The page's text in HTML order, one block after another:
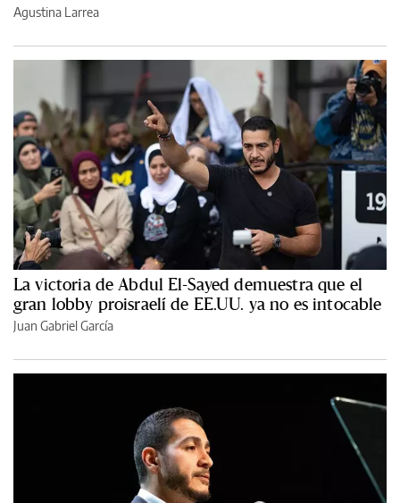
Agustina Larrea
La victoria de Abdul El-Sayed demuestra que el
gran lobby proisraelí de EE.UU. ya no es intocable
Juan Gabriel García